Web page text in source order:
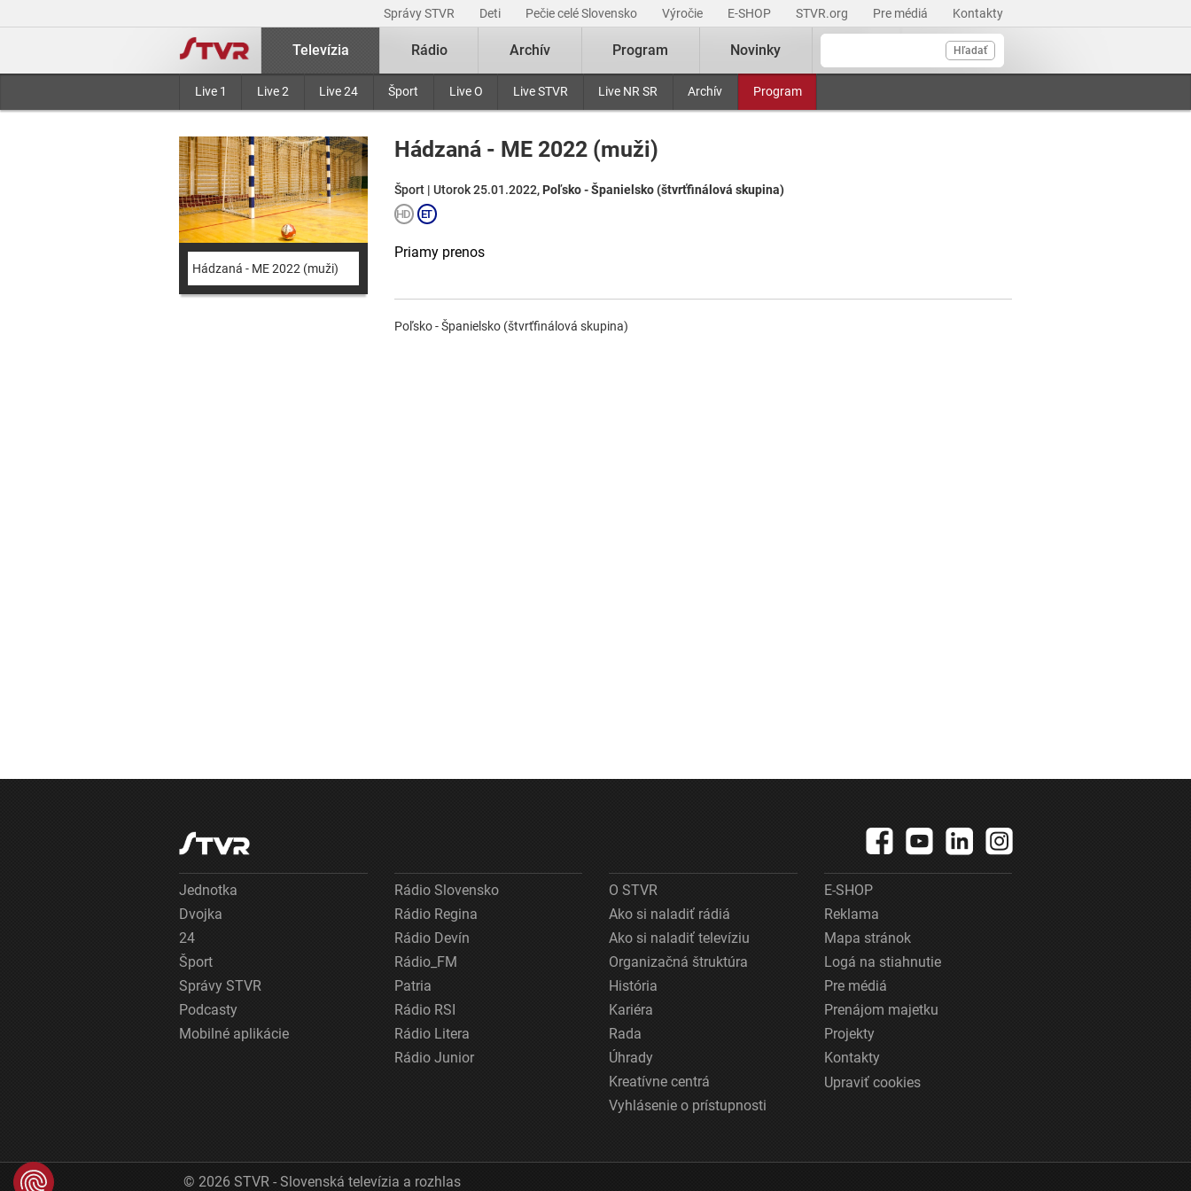
Správy STVR Deti Pečie celé Slovensko Výročie E-SHOP STVR.org Pre médiá Kontakty
Hľadať
Televízia
Live 1 Live 2 Live 24 Šport Live O Live STVR Live NR SR Archív Program
Rádio Archív Program Novinky
Hádzaná - ME 2022 (muži)
Hádzaná - ME 2022 (muži)
Šport | Utorok 25.01.2022, Poľsko - Španielsko (štvrťfinálová skupina)
Priamy prenos
Poľsko - Španielsko (štvrťfinálová skupina)
Jednotka
Dvojka
24
Šport
Správy STVR
Podcasty
Mobilné aplikácie
Rádio Slovensko
Rádio Regina
Rádio Devín
Rádio_FM
Patria
Rádio RSI
Rádio Litera
Rádio Junior
O STVR
Ako si naladiť rádiá
Ako si naladiť televíziu
Organizačná štruktúra
História
Kariéra
Rada
Úhrady
Kreatívne centrá
Vyhlásenie o prístupnosti
E-SHOP
Reklama
Mapa stránok
Logá na stiahnutie
Pre médiá
Prenájom majetku
Projekty
Kontakty
Upraviť cookies
© 2026 STVR - Slovenská televízia a rozhlas